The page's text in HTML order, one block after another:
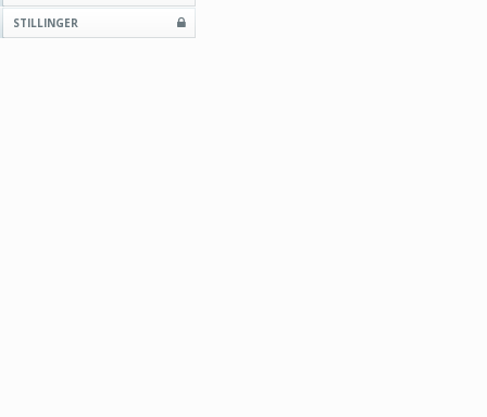
STILLINGER